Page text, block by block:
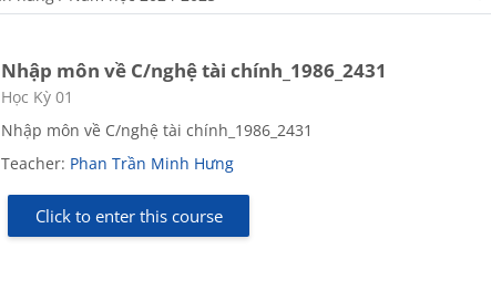
Course categories
Nhập môn về C/nghệ tài chính_1986_2431
Course category
Học Kỳ 01
Nhập môn về C/nghệ tài chính_1986_2431
Teacher: Phan Trần Minh Hưng
Click to enter this course